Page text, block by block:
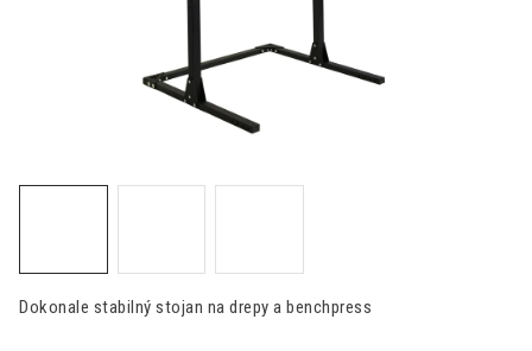
Moja objednávka Hodnotenie obchodu
Dokonale stabilný stojan na drepy a benchpress